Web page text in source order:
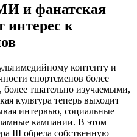
и фанатская
интерес к
контенту и
спортсменов более
тщательно изучаемыми,
культура теперь выходит
интервью, социальные
кампании. В этом
III обрела собственную